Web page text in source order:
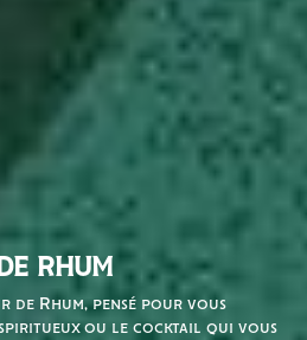
RHUM
de Rhum, pensé pour vous
ou le cocktail qui vous